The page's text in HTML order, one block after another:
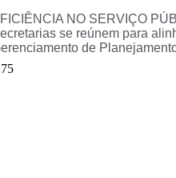
NO SERVIÇO
se reúnem para
de